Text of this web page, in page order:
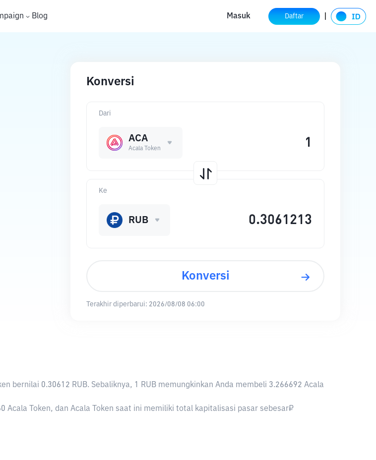
Blog Masuk Daftar
Konversi
Dari
ACA
Acala Token
Ke
RUB
Konversi
Terakhir diperbarui: 2026/08/08 06:00
bernilai 0.30612 RUB. Sebaliknya, 1 RUB memungkinkan Anda membeli 3.266692 Acala
Acala Token, dan Acala Token saat ini memiliki total kapitalisasi pasar sebesar₽